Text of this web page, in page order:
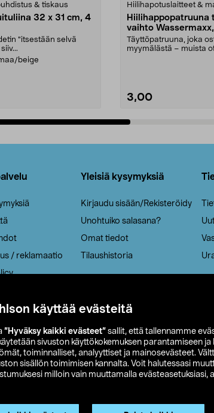
käyttää evästeitä
”Hyväksy kaikki evästeet” sallit, että tallennamme
sivuston käyttökokemuksen parantamiseen
toiminnalliset, analyyttiset ja mainosevästeet.
sisällön toimimisen kannalta. Voit halutessasi
milloin vain muuttamalla evästeasetuksiasi,
& tiskaus
32 x 31 cm, 4
"itsestään selvä
beige
Hiilihapotuslaitteet &
Hiilihappopatruuna
vaihto
Täyttöpatruuna, joka
myymälästä – muista
3,00
/ reklamaatio
Yleisiä kysymyksiä
Kirjaudu sisään/Rekisteröidy
Unohtuiko salasana?
Omat tiedot
Tilaushistoria